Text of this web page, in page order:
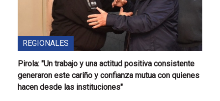
REGIONALES
Pirola: "Un trabajo y una actitud positiva consistente
generaron este cariño y confianza mutua con quienes
hacen desde las instituciones"